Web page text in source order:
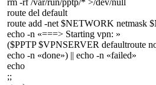
rm -rf /var/run/pptp/* >/dev/null
route del default
route add -net $NETWORK
echo -n «===> Starting vpn: »
($PPTP $VPNSERVER defaultroute
echo -n «done») || echo -n «failed»
echo
;;